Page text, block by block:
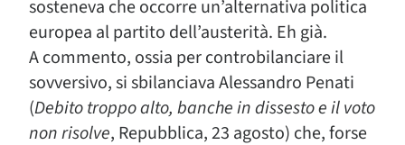
sosteneva che occorre un’alternativa politica
europea al partito dell’austerità. Eh già.
A commento, ossia per controbilanciare il
sovversivo, si sbilanciava Alessandro Penati
(Debito troppo alto, banche in dissesto e il voto
non risolve, Repubblica, 23 agosto) che, forse